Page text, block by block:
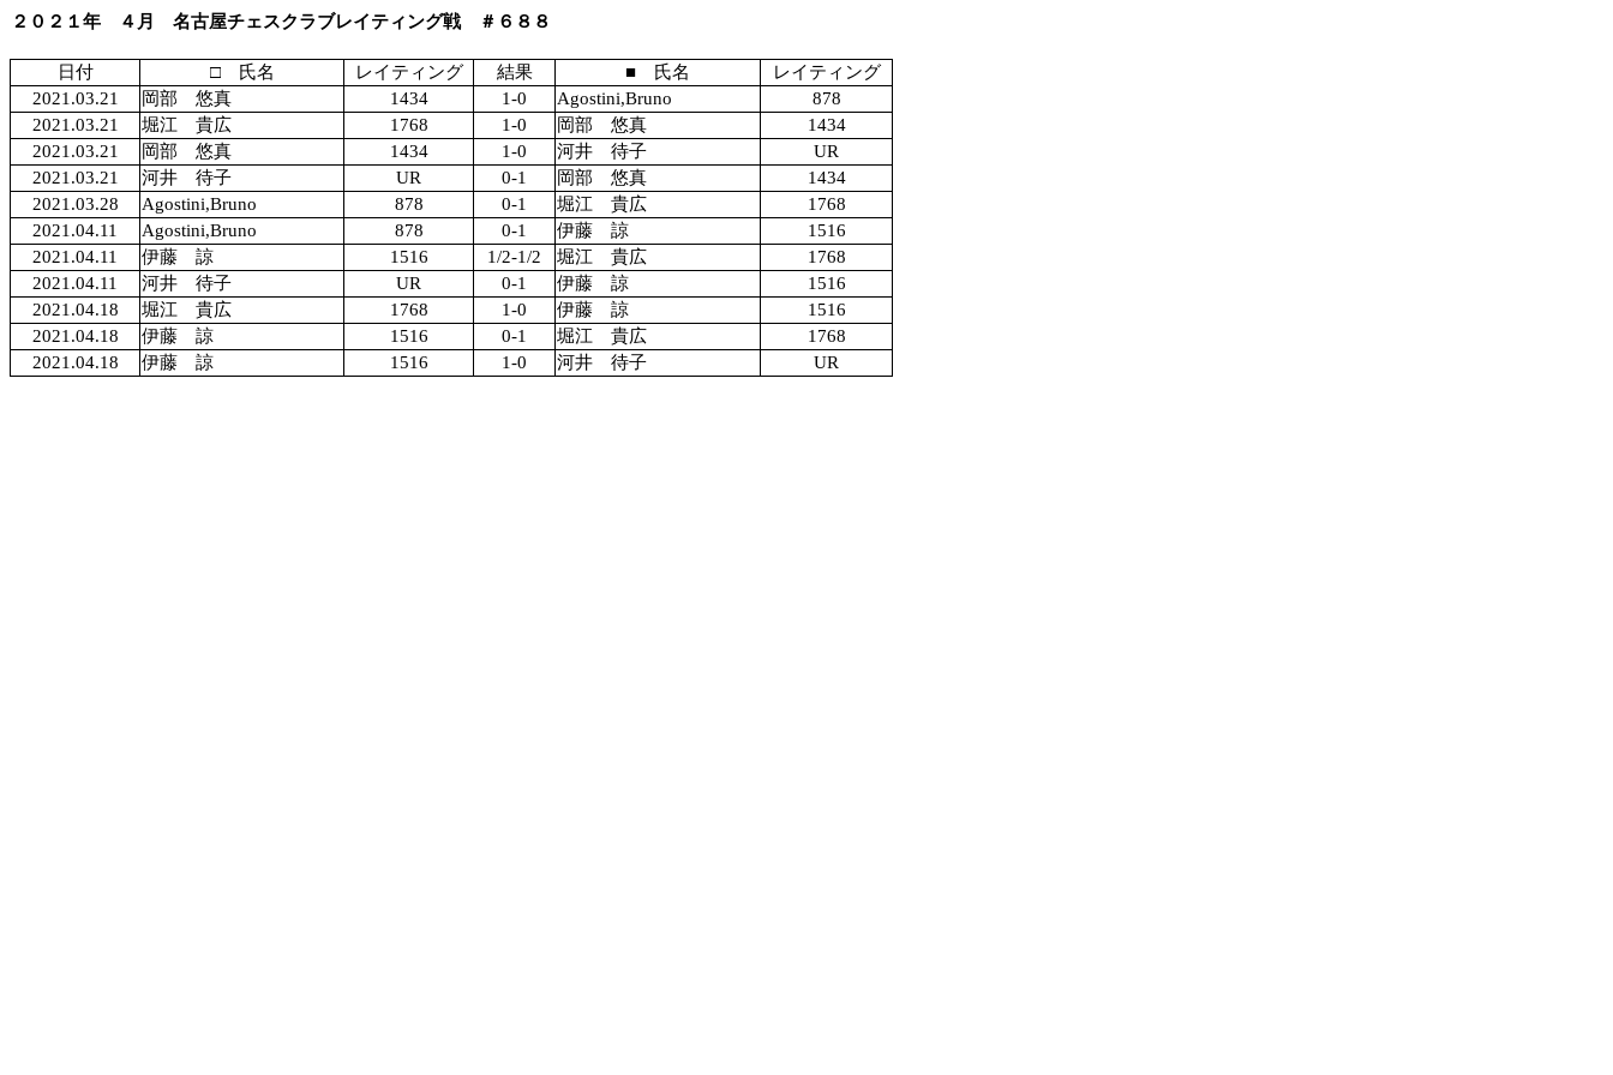
２０２１年 ４月 名古屋チェスクラブレイティング戦 ＃６８８
日付 □ 氏名 レイティング 結果 ■ 氏名
レイティング
2021.03.21
岡部 悠真 1434 1-0 Agostini,Bruno
878
2021.03.21
堀江 貴広 1768 1-0 岡部 悠真
1434
2021.03.21
岡部 悠真 1434 1-0 河井 待子
UR
2021.03.21
河井 待子 UR 0-1 岡部 悠真
1434
2021.03.28
Agostini,Bruno 878 0-1 堀江 貴広
1768
2021.04.11
Agostini,Bruno 878 0-1 伊藤 諒
1516
2021.04.11
伊藤 諒 1516 1/2-1/2 堀江 貴広
1768
2021.04.11
河井 待子 UR 0-1 伊藤 諒
1516
2021.04.18
堀江 貴広 1768 1-0 伊藤 諒
1516
2021.04.18
伊藤 諒 1516 0-1 堀江 貴広
1768
2021.04.18
伊藤 諒 1516 1-0 河井 待子 UR